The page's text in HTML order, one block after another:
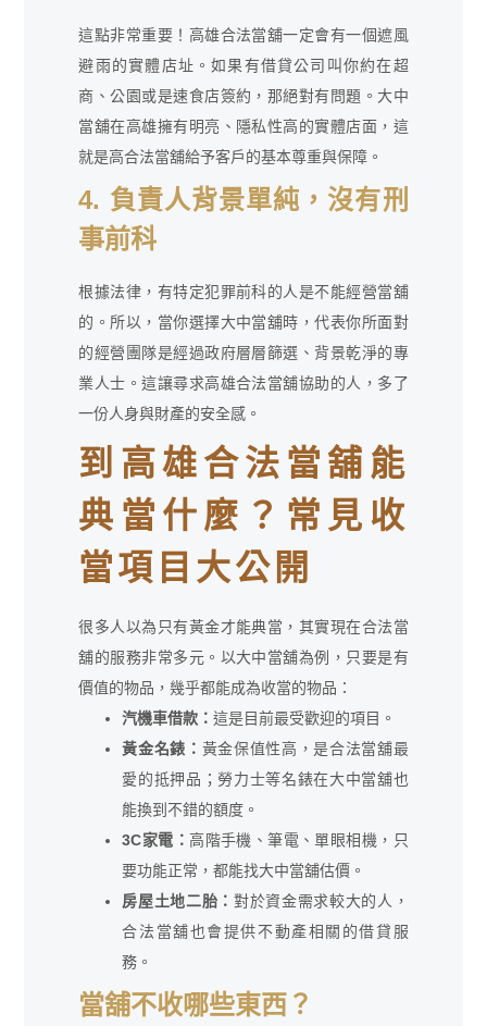
這點非常重要！高雄合法當舖一定會有一個遮風
避雨的實體店址。如果有借貸公司叫你約在超
商、公園或是速食店簽約，那絕對有問題。大中
當舖在高雄擁有明亮、隱私性高的實體店面，這
就是高合法當舖給予客戶的基本尊重與保障。
4. 負責人背景單純，沒有刑
事前科
根據法律，有特定犯罪前科的人是不能經營當舖
的。所以，當你選擇大中當舖時，代表你所面對
的經營團隊是經過政府層層篩選、背景乾淨的專
業人士。這讓尋求高雄合法當舖協助的人，多了
一份人身與財產的安全感。
到高雄合法當舖能
典當什麼？常見收
當項目大公開
很多人以為只有黃金才能典當，其實現在合法當
舖的服務非常多元。以大中當舖為例，只要是有
價值的物品，幾乎都能成為收當的物品：
汽機車借款：這是目前最受歡迎的項目。
黃金名錶： 黃金保值性高，是合法當舖最
愛的抵押品；勞力士等名錶在大中當舖也
能換到不錯的額度。
3C家電：高階手機、筆電、單眼相機，只
要功能正常，都能找大中當舖估價。
房屋土地二胎：對於資金需求較大的人，
合法當舖也會提供不動產相關的借貸服
務。
當舖不收哪些東西？